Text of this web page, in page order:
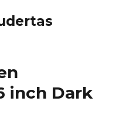
inch Dark